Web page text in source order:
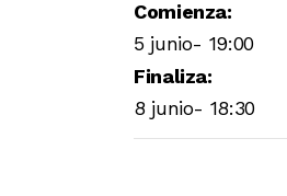
Comienza:
5 junio- 19:00
Finaliza:
8 junio- 18:30